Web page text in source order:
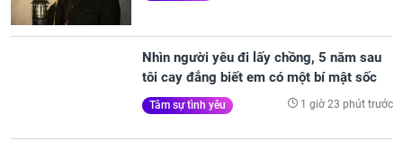
Nhìn người yêu đi lấy chồng, 5 năm sau
tôi cay đắng biết em có một bí mật sốc
Tâm sự tình yêu 1 giờ 23 phút trước